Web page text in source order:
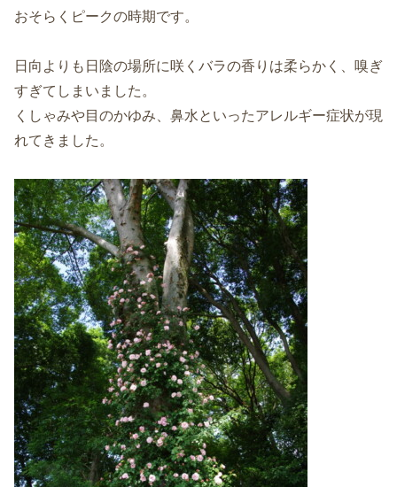
おそらくピークの時期です。
日向よりも日陰の場所に咲くバラの香りは柔らかく、嗅ぎ
すぎてしまいました。
くしゃみや目のかゆみ、鼻水といったアレルギー症状が現
れてきました。